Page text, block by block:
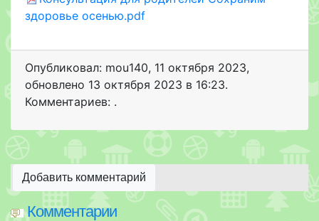
здоровье осенью.pdf
Опубликовал: mou140, 11 октября 2023,
обновлено 13 октября 2023 в 16:23.
Комментариев: .
Добавить комментарий
Комментарии